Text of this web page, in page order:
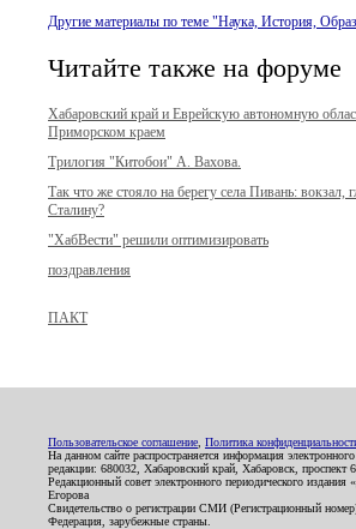
Другие материалы по теме "Наука, История,
Читайте также на форуме
Хабаровский край и Еврейскую автономную
Приморском краем
Трилогия "Китобои" А. Вахова.
Так что же стояло на берегу села Пивань: вокзал,
Сталину?
"ХабВести" решили оптимизировать
поздравления
ПАКТ
Пользовательское соглашение Политика
На данном сайте распространяется информация
редакции: 680032, Хабаровский край, Хабаровск,
Редакционный совет электронного периодического
Егорова
Свидетельство о регистрации СМИ (Регистрационный
Федерация, зарубежные страны.